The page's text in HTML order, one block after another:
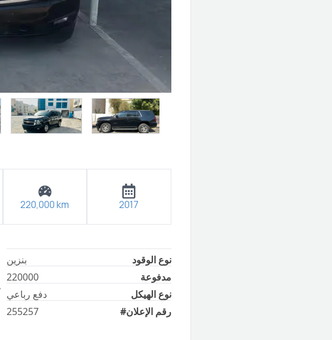
2017
220,000km
نوع الوقود
بنزين
مدفوعة
220000
نوع الهيكل
دفع رباعي
رقم الإعلان#
255257